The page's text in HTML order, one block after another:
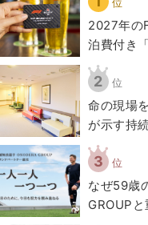
2027年の
泊費付き
2 位
命の現場
が示す持
3 位
なぜ59歳
GROUPと